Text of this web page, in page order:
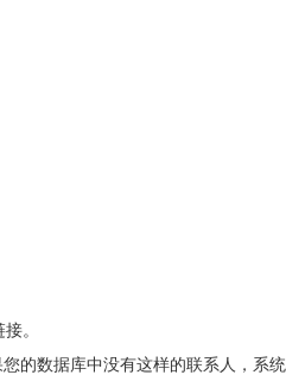
。
的数据库中没有这样的联系人，系